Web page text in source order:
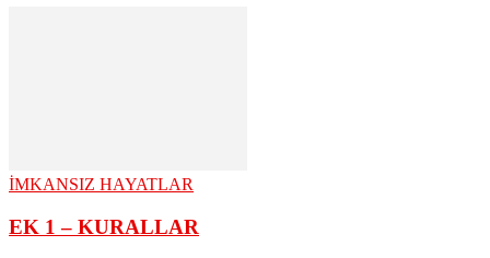
İMKANSIZ HAYATLAR
EK 1 – KURALLAR